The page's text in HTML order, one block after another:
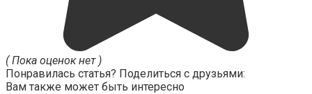
( Пока оценок нет )
Понравилась статья? Поделиться с друзьями:
Вам также может быть интересно